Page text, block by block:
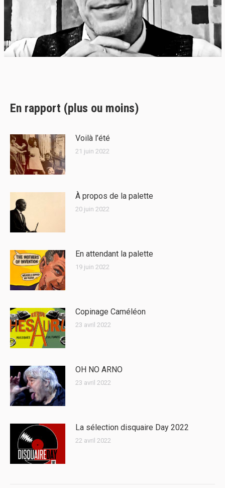
En rapport (plus ou moins)
Voilà l’été
21 juin 2022
À propos de la palette
20 juin 2022
En attendant la palette
19 juin 2022
Copinage Caméléon
23 avril 2022
OH NO ARNO
23 avril 2022
La sélection disquaire Day 2022
22 avril 2022